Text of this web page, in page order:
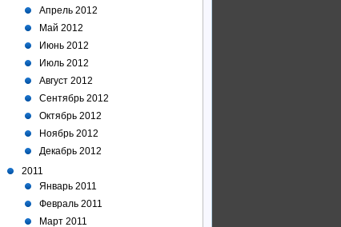
Апрель 2012
Май 2012
Июнь 2012
Июль 2012
Август 2012
Сентябрь 2012
Октябрь 2012
Ноябрь 2012
Декабрь 2012
2011
Январь 2011
Февраль 2011
Март 2011